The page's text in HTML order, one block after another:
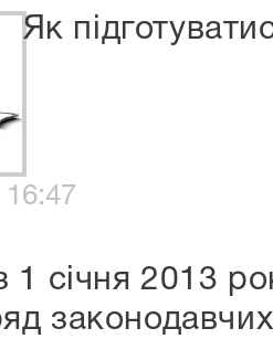
Як
16:47
1 січня 2013
законодавчих